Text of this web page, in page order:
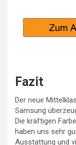
Fazit
Der neue
Samsung
Die kräftigen
haben uns sehr
Ausstattung und